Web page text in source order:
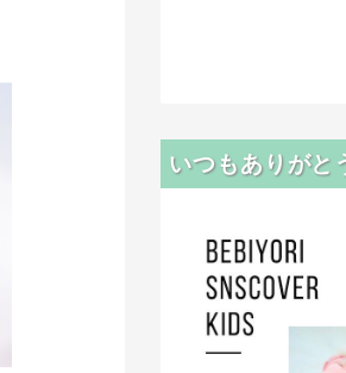
いつもありがと